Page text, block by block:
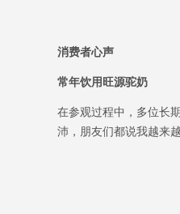
消费者心声
常年饮用旺源驼奶
在参观过程中，多位长
沛，朋友们都说我越来